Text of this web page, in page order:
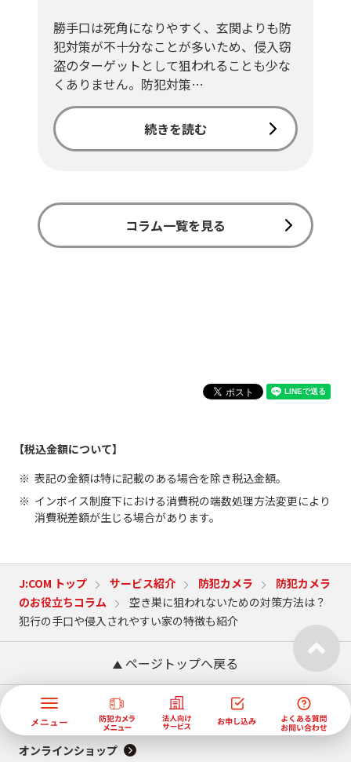
勝手口は死角になりやすく、玄関よりも防
犯対策が不十分なことが多いため、侵入窃
盗のターゲットとして狙われることも少な
くありません。防犯対策…
続きを読む
コラム一覧を見る
【税込金額について】
表記の金額は特に記載のある場合を除き税込金額。
インボイス制度下における消費税の端数処理方法変更により
消費税差額が生じる場合があります。
J:COM トップ サービス紹介 防犯カメラ
防犯カメラ
のお役立ちコラム
空き巣に狙われないための対策方法は？
犯行の手口や侵入されやすい家の特徴も紹介
ページトップへ戻る
サービス情報
オンラインショップ